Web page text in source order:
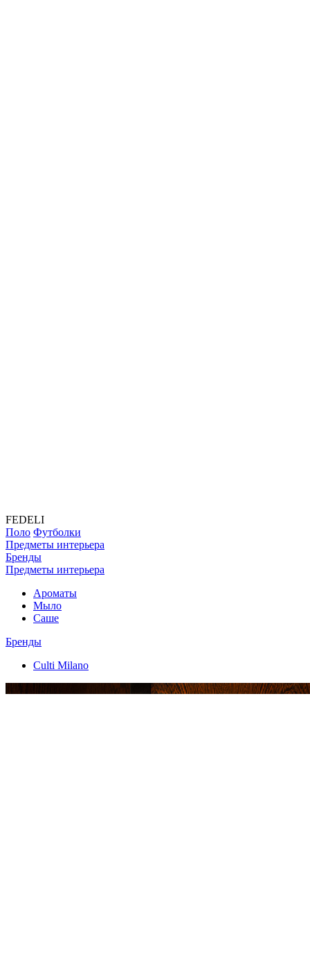
FEDELI
Поло Футболки
Предметы интерьера
Бренды
Предметы интерьера
Ароматы
Мыло
Саше
Бренды
Culti Milano